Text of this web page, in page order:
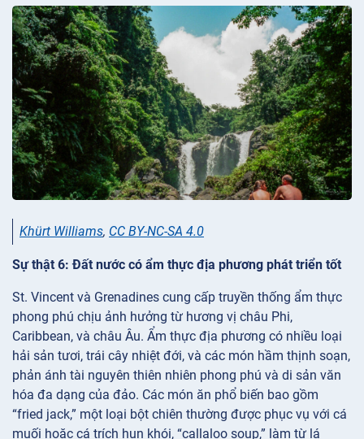
Khürt Williams, CC BY-NC-SA 4.0
Sự thật 6: Đất nước có ẩm thực địa phương phát triển tốt
St. Vincent và Grenadines cung cấp truyền thống ẩm thực
phong phú chịu ảnh hưởng từ hương vị châu Phi,
Caribbean, và châu Âu. Ẩm thực địa phương có nhiều loại
hải sản tươi, trái cây nhiệt đới, và các món hầm thịnh soạn,
phản ánh tài nguyên thiên nhiên phong phú và di sản văn
hóa đa dạng của đảo. Các món ăn phổ biến bao gồm
“fried jack,” một loại bột chiên thường được phục vụ với cá
muối hoặc cá trích hun khói, “callaloo soup,” làm từ lá